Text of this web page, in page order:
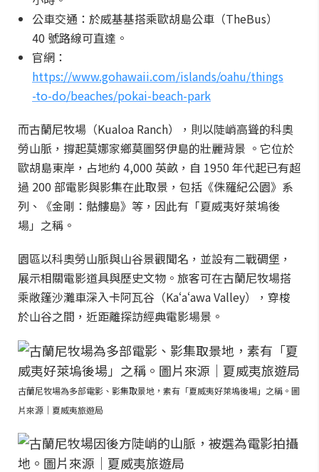
公車交通：於威基基搭乘歐胡島公車（TheBus）
40 號路線可直達。
官網：
https://www.gohawaii.com/islands/oahu/things
-to-do/beaches/pokai-beach-park
而古蘭尼牧場（Kualoa Ranch），則以陡峭高聳的科奧
勞山脈，撐起莫娜家鄉莫圖努伊島的壯麗背景 。它位於
歐胡島東岸，占地約 4,000 英畝，自 1950 年代起已有超
過 200 部電影與影集在此取景，包括《侏羅紀公園》系
列、《金剛：骷髏島》等，因此有「夏威夷好萊塢後
場」之稱。
園區以科奧勞山脈與山谷景觀聞名，並設有二戰碉堡，
展示相關電影道具與歷史文物。旅客可在古蘭尼牧場搭
乘敞篷沙灘車深入卡阿瓦谷（Kaʻaʻawa Valley），穿梭
於山谷之間，近距離探訪經典電影場景。
古蘭尼牧場為多部電影、影集取景地，素有「夏威夷好萊塢後場」之稱。圖
片來源｜夏威夷旅遊局